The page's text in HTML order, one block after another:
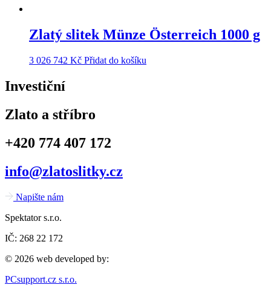
Zlatý slitek Münze Österreich 1000 g
3 026 742 Kč Přidat do košíku
Investiční
Zlato a stříbro
+420 774 407 172
info@zlatoslitky.cz
Napište nám
Spektator s.r.o.
IČ: 268 22 172
© 2026 web developed by:
PCsupport.cz s.r.o.